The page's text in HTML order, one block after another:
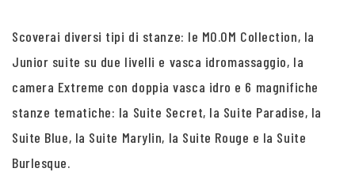
Scoverai diversi tipi di stanze: le MO.OM Collection, la
Junior suite su due livelli e vasca idromassaggio, la
camera Extreme con doppia vasca idro e 6 magnifiche
stanze tematiche: la Suite Secret, la Suite Paradise, la
Suite Blue, la Suite Marylin, la Suite Rouge e la Suite
Burlesque.